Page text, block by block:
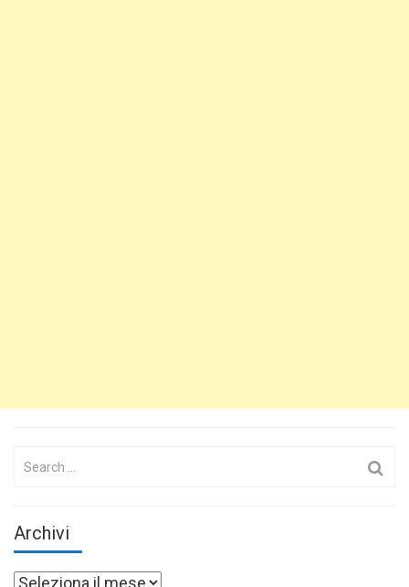
Archivi
Archivi